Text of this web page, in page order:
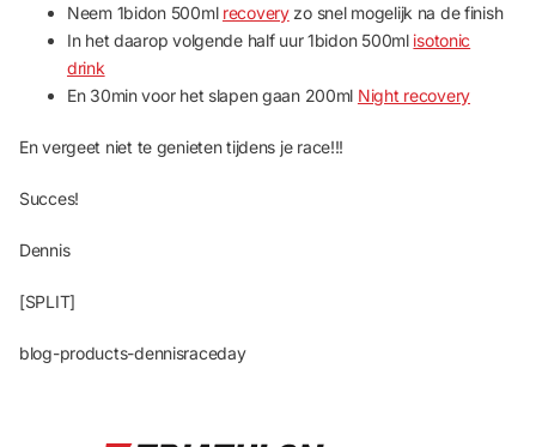
Neem 1bidon 500ml recoveryzo snel mogelijk na de finish
In het daarop volgende half uur 1bidon 500ml isotonic
drink
En 30min voor het slapen gaan 200ml Night recovery
En vergeet niet te genieten tijdens je race!!!
Succes!
Dennis
[SPLIT]
blog-products-dennisraceday